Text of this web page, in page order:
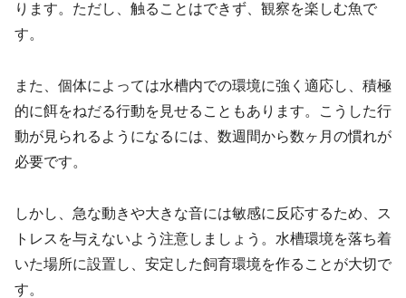
ります。ただし、触ることはできず、観察を楽しむ魚で
す。
また、個体によっては水槽内での環境に強く適応し、積極
的に餌をねだる行動を見せることもあります。こうした行
動が見られるようになるには、数週間から数ヶ月の慣れが
必要です。
しかし、急な動きや大きな音には敏感に反応するため、ス
トレスを与えないよう注意しましょう。水槽環境を落ち着
いた場所に設置し、安定した飼育環境を作ることが大切で
す。